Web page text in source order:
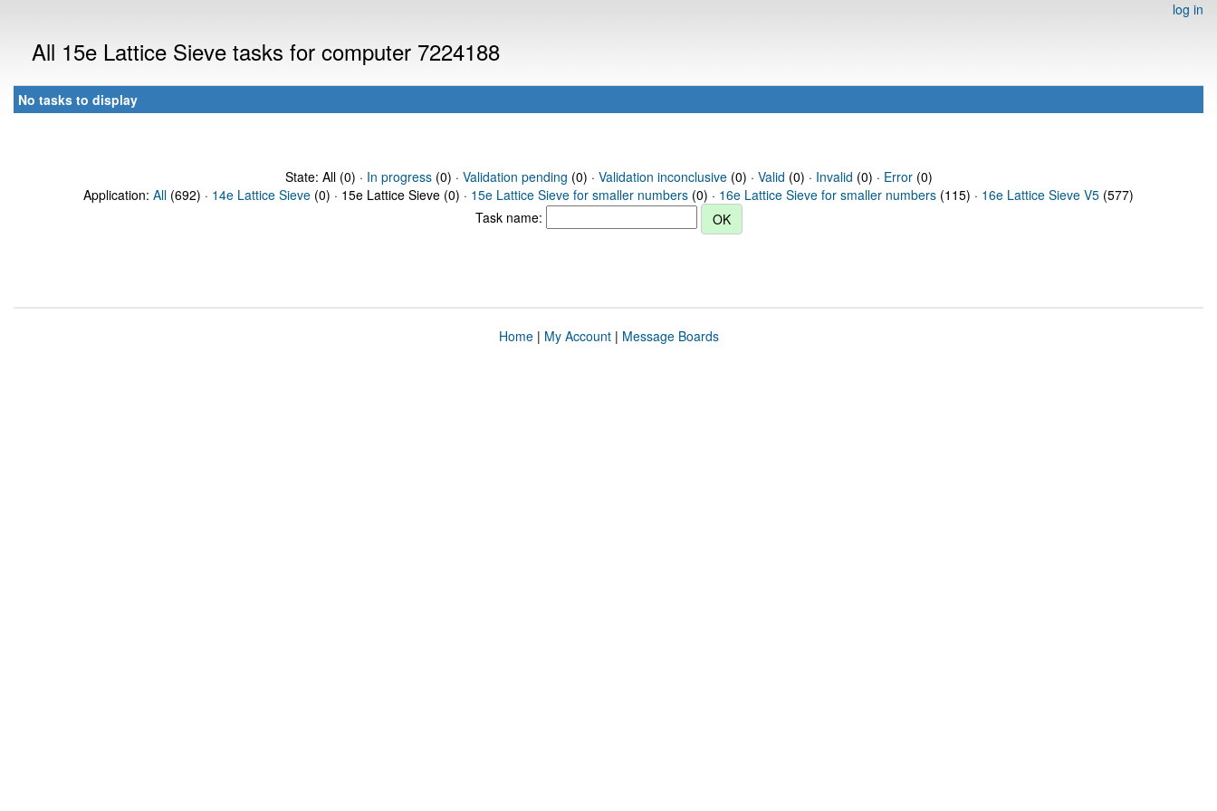
log in
All 15e Lattice Sieve tasks for computer 7224188
No tasks to display
State: All (0) · In progress(0) · Validation pending (0) · Validation inconclusive(0) · Valid (0) · Invalid (0) · Error(0)
Application: All (692) · 14e Lattice Sieve (0) · 15e Lattice Sieve (0) · 15e Lattice Sieve for smaller numbers (0) · 16e Lattice Sieve for smaller numbers (115) · 16e Lattice Sieve V5 (577)
Task name:
Home| My Account| Message Boards